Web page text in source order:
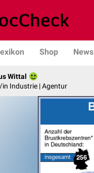
Shop News
Wittal
Industrie | Agentur